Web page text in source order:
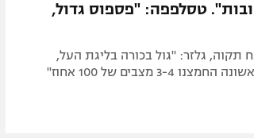
חשובות". טסלפפה: "פספוס גדול,
גלזר: "גול בכורה בליגת העל,
של 100 אחוז"